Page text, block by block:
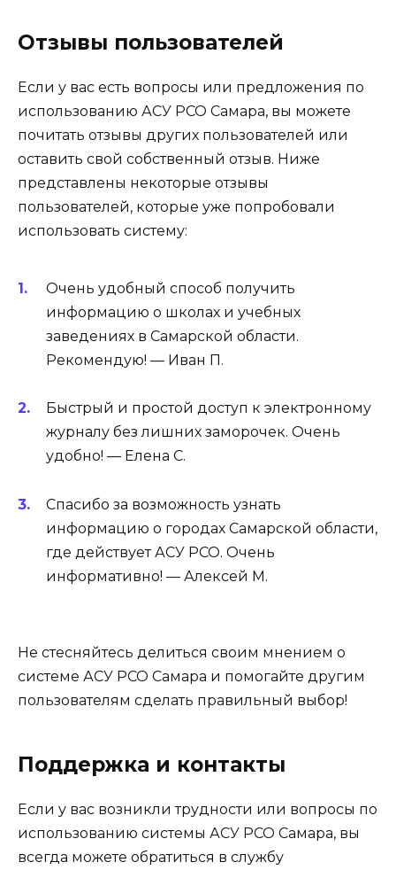
Отзывы пользователей
Если у вас есть вопросы или предложения по
использованию АСУ РСО Самара, вы можете
почитать отзывы других пользователей или
оставить свой собственный отзыв. Ниже
представлены некоторые отзывы
пользователей, которые уже попробовали
использовать систему:
Очень удобный способ получить
информацию о школах и учебных
заведениях в Самарской области.
Рекомендую! — Иван П.
Быстрый и простой доступ к электронному
журналу без лишних заморочек. Очень
удобно! — Елена С.
Спасибо за возможность узнать
информацию о городах Самарской области,
где действует АСУ РСО. Очень
информативно! — Алексей М.
Не стесняйтесь делиться своим мнением о
системе АСУ РСО Самара и помогайте другим
пользователям сделать правильный выбор!
Поддержка и контакты
Если у вас возникли трудности или вопросы по
использованию системы АСУ РСО Самара, вы
всегда можете обратиться в службу